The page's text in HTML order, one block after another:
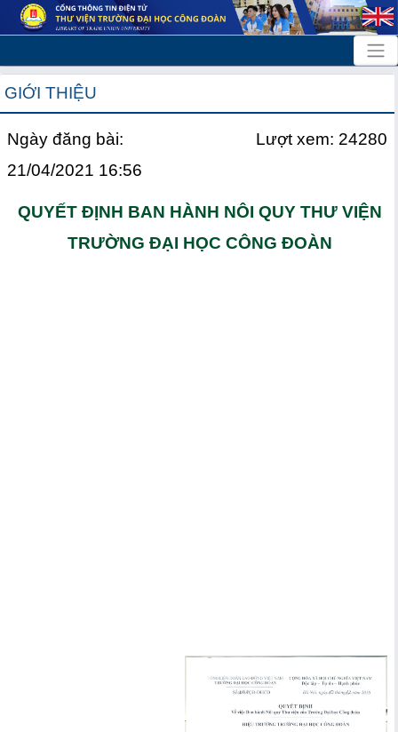
GIỚI THIỆU
Ngày đăng bài:
21/04/2021 16:56
Lượt xem: 24280
QUYẾT ĐỊNH BAN HÀNH NÔI QUY THƯ VIỆN
TRƯỜNG ĐẠI HỌC CÔNG ĐOÀN